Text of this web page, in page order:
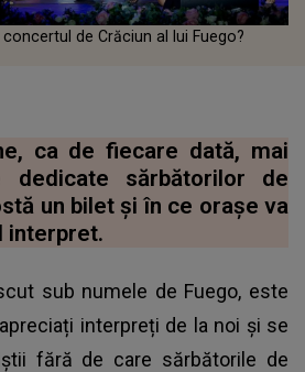
de Crăciun al lui Fuego?
ca de fiecare dată, mai
dedicate sărbătorilor de
un bilet și în ce orașe va
interpret.
sub numele de Fuego, este
interpreți de la noi și se
fără de care sărbătorile de